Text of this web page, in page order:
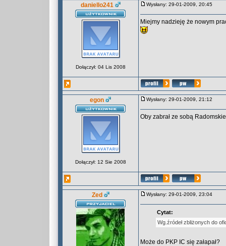
daniello241
Dołączył: 04 Lis 2008
Wysłany: 29-01-2009, 20:45
Miejmy nadzieję że nowym
egon
Dołączył: 12 Sie 2008
Wysłany: 29-01-2009, 21:12
Oby zabrał ze sobą
Zed Wysłany: 29-01-2009, 23:04
Cytat:
Wg.źródeł zbliżonych do
Może do PKP IC się załapał?